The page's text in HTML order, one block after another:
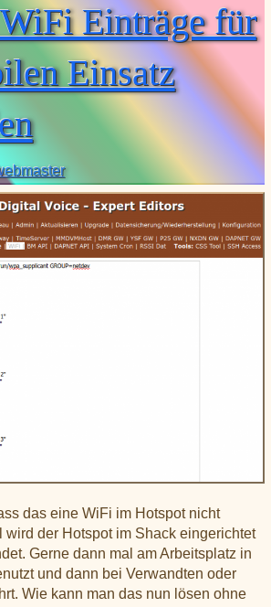
Einträge für
Einsatz
das eine WiFi im Hotspot nicht
wird der Hotspot im Shack eingerichtet
Gerne dann mal am Arbeitsplatz in
und dann bei Verwandten oder
Wie kann man das nun lösen ohne